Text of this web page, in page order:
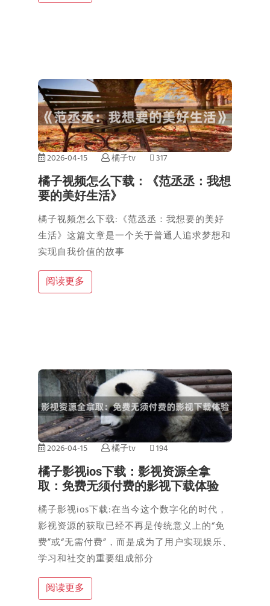
2026-04-15 橘子tv 317
橘子视频怎么下载：《范丞丞：我想
要的美好生活》
橘子视频怎么下载:《范丞丞：我想要的美好
生活》这篇文章是一个关于普通人追求梦想和
实现自我价值的故事
阅读更多
2026-04-15 橘子tv 194
橘子影视ios下载：影视资源全拿
取：免费无须付费的影视下载体验
橘子影视ios下载:在当今这个数字化的时代，
影视资源的获取已经不再是传统意义上的“免
费”或“无需付费”，而是成为了用户实现娱乐、
学习和社交的重要组成部分
阅读更多